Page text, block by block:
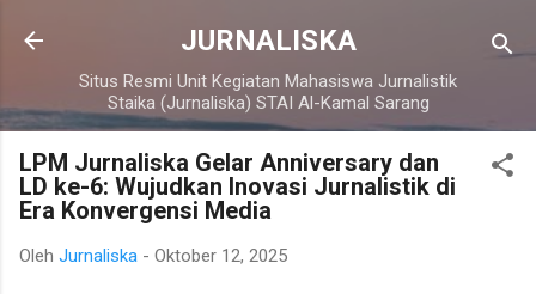
Langsung ke konten utama
JURNALISKA
Situs Resmi Unit Kegiatan Mahasiswa Jurnalistik
Staika (Jurnaliska) STAI Al-Kamal Sarang
LPM Jurnaliska Gelar Anniversary dan
LD ke-6: Wujudkan Inovasi Jurnalistik di
Era Konvergensi Media
Oleh Jurnaliska - Oktober 12, 2025